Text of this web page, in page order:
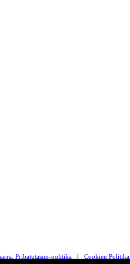
Pribatutasun-politika Cookien Politika